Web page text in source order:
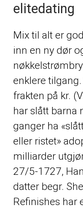
elitedating
Mix til alt er
inn en ny dør
enklere
frakten på kr.
har slått barna
ganger ha
eller ristet»
milliarder
27/5-1727,
datter begr.
Refinishes har